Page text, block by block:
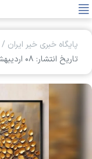
پایگاه خبری خیر ایران /
تاریخ انتشار: ۰۸ ارديبهشت ۱۴۰۵